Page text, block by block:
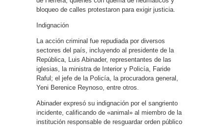
bloqueo de calles protestaron para exigir justicia.
Indignación
La acción criminal fue repudiada por diversos
sectores del país, incluyendo al presidente de la
República, Luis Abinader, representantes de las
iglesias, la ministra de Interior y Policía, Faride
Raful; el jefe de la Policía, la procuradora general,
Yeni Berenice Reynoso, entre otros.
Abinader expresó su indignación por el sangriento
incidente, calificando de «animal» al miembro de la
institución responsable de resguardar orden público